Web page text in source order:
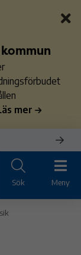
mer
Sök Meny